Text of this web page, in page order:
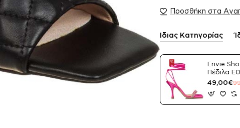
Προσθήκη στα
Ίδιας Κατηγορίας
Envie
Πέδιλα
Satin
49,00€